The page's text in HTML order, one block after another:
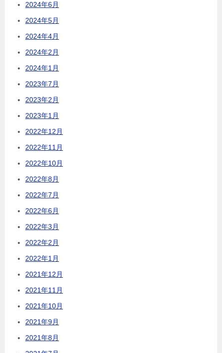
2024年6月
2024年5月
2024年4月
2024年2月
2024年1月
2023年7月
2023年2月
2023年1月
2022年12月
2022年11月
2022年10月
2022年8月
2022年7月
2022年6月
2022年3月
2022年2月
2022年1月
2021年12月
2021年11月
2021年10月
2021年9月
2021年8月